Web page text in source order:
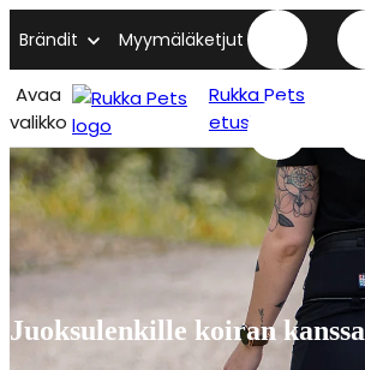
Brändit Myymäläketjut
Avaa
valikko
Rukka Pets
etusivu
Juoksulenkille koiran kanssa